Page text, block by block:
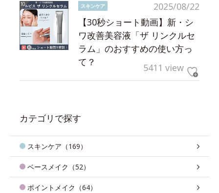
2025/08/22
スキンケア
【30秒ショート動画】新・シ
ワ改善美容液「ザ リンクルセ
ラム」のおすすめの使い方っ
て？
5411 view
カテゴリで探す
スキンケア（169）
ベースメイク（52）
ポイントメイク（64）